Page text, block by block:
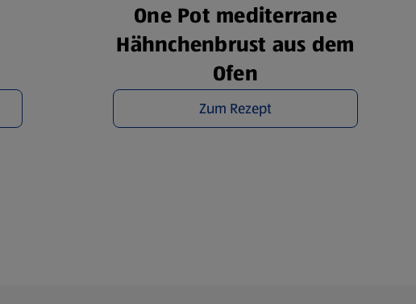
One Pot mediterrane
Hähnchenbrust aus dem
Ofen
Zum Rezept